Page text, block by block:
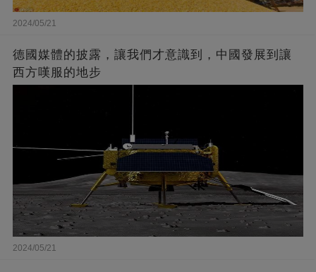
2024/05/21
德國媒體的披露，讓我們才意識到，中國發展到讓
西方嘆服的地步
2024/05/21